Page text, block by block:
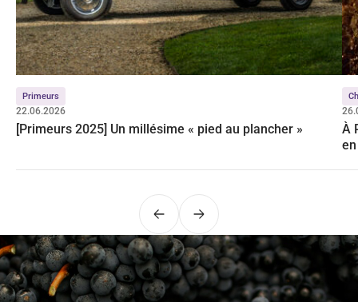
Primeurs
22.06.2026
[Primeurs 2025] Un millésime « pied au plancher »
À
PrécédentSuivant